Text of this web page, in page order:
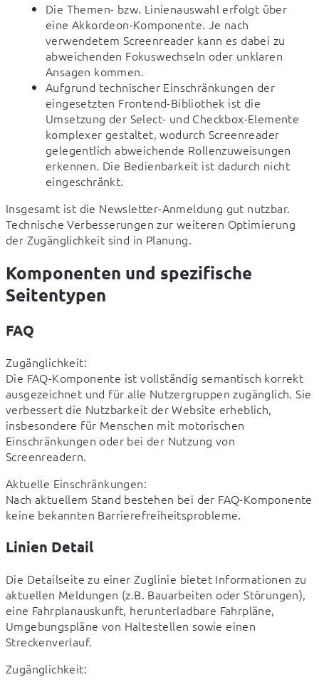
Die Themen- bzw. Linienauswahl erfolgt über
eine Akkordeon-Komponente. Je nach
verwendetem Screenreader kann es dabei zu
abweichenden Fokuswechseln oder unklaren
Ansagen kommen.
Aufgrund technischer Einschränkungen der
eingesetzten Frontend-Bibliothek ist die
Umsetzung der Select- und Checkbox-Elemente
komplexer gestaltet, wodurch Screenreader
gelegentlich abweichende Rollenzuweisungen
erkennen. Die Bedienbarkeit ist dadurch nicht
eingeschränkt.
Insgesamt ist die Newsletter-Anmeldung gut nutzbar.
Technische Verbesserungen zur weiteren Optimierung
der Zugänglichkeit sind in Planung.
Komponenten und spezifische
Seitentypen
FAQ
Zugänglichkeit:
Die FAQ-Komponente ist vollständig semantisch korrekt
ausgezeichnet und für alle Nutzergruppen zugänglich. Sie
verbessert die Nutzbarkeit der Website erheblich,
insbesondere für Menschen mit motorischen
Einschränkungen oder bei der Nutzung von
Screenreadern.
Aktuelle Einschränkungen:
Nach aktuellem Stand bestehen bei der FAQ-Komponente
keine bekannten Barrierefreiheitsprobleme.
Linien Detail
Die Detailseite zu einer Zuglinie bietet Informationen zu
aktuellen Meldungen (z.B. Bauarbeiten oder Störungen),
eine Fahrplanauskunft, herunterladbare Fahrpläne,
Umgebungspläne von Haltestellen sowie einen
Streckenverlauf.
Zugänglichkeit: